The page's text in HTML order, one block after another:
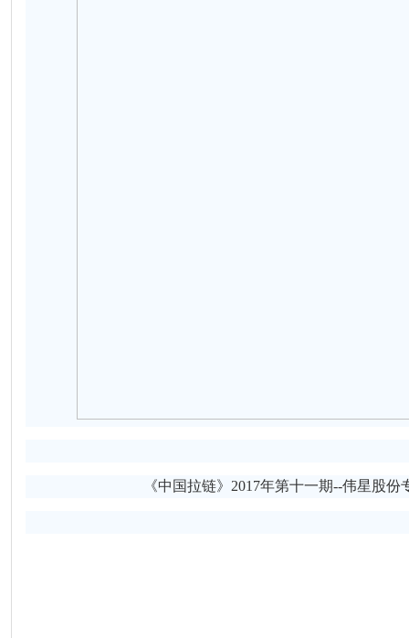
《中国拉链》 2017年第十一期--伟星股份